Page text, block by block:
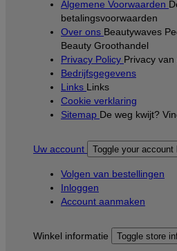
Algemene Voorwaarden
betalingsvoorwaarden
Over ons Beautywaves
Beauty Groothandel
Privacy Policy Privacy
Bedrijfsgegevens
Links Links
Cookie verklaring
Sitemap De weg kwijt?
Uw account Toggle your account
Volgen van bestellingen
Inloggen
Account aanmaken
Winkel informatie Toggle store